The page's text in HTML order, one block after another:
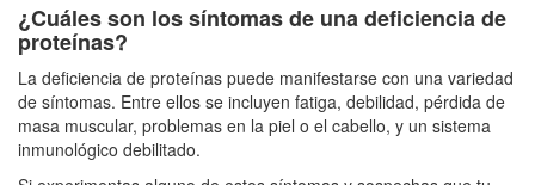
¿Cuáles son los síntomas de una deficiencia de
proteínas?
La deficiencia de proteínas puede manifestarse con una variedad
de síntomas. Entre ellos se incluyen fatiga, debilidad, pérdida de
masa muscular, problemas en la piel o el cabello, y un sistema
inmunológico debilitado.